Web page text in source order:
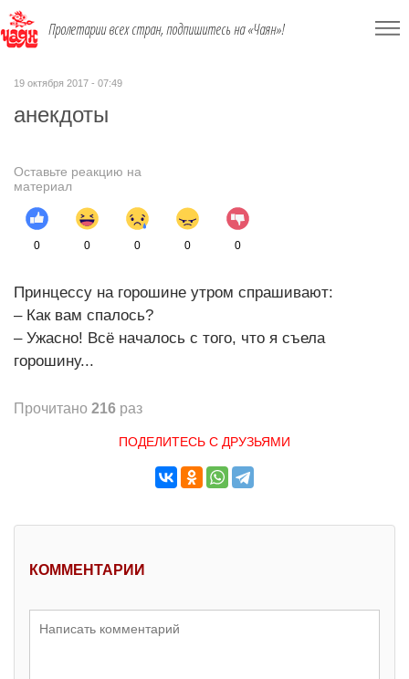
Пролетарии всех стран, подпишитесь на «Чаян»!
19 октября 2017 - 07:49
анекдоты
Оставьте реакцию на
материал
0 0 0 0 0
Принцессу на горошине утром спрашивают:
– Как вам спалось?
– Ужасно! Всё началось с того, что я съела
горошину...
Прочитано 216 раз
ПОДЕЛИТЕСЬ С ДРУЗЬЯМИ
КОММЕНТАРИИ